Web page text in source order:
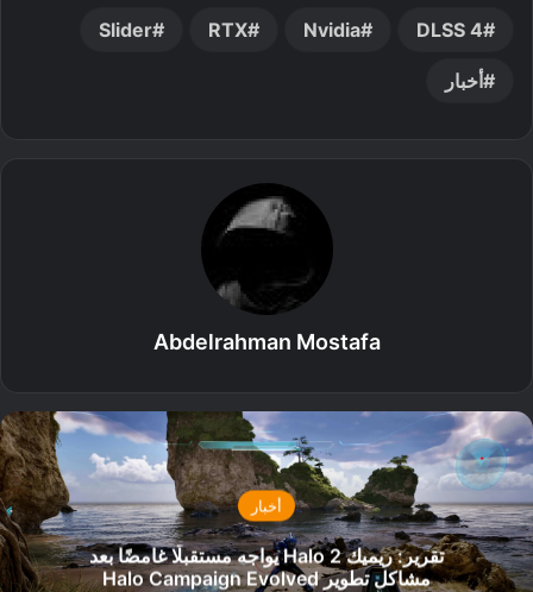
DLSS 4
Nvidia
RTX
Slider
أخبار
Abdelrahman Mostafa
أخبار
تقرير: ريميك Halo 2 يواجه مستقبلًا غامضًا بعد
مشاكل تطوير Halo Campaign Evolved